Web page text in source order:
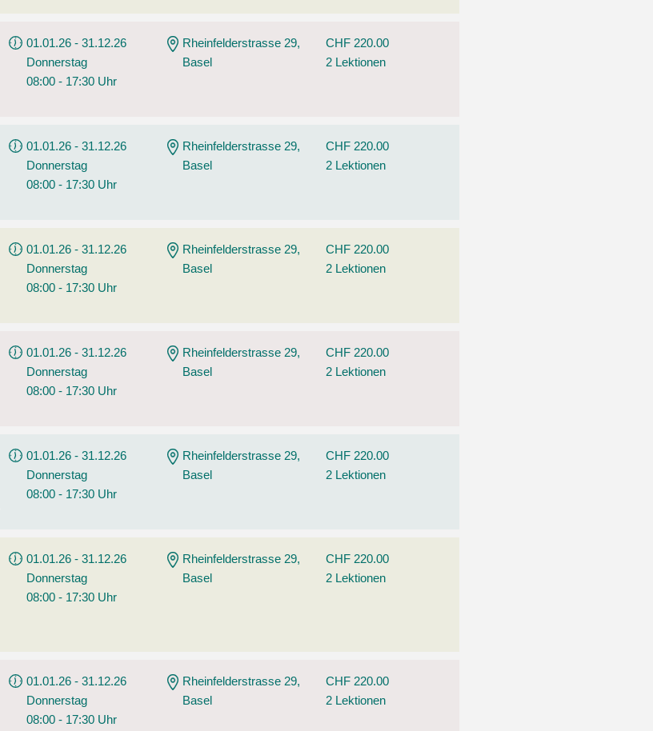
01.01.26 - 31.12.26
Donnerstag
08:00 - 17:30 Uhr
Rheinfelderstrasse 29,
Basel
CHF 220.00
2 Lektionen
01.01.26 - 31.12.26
Donnerstag
08:00 - 17:30 Uhr
Rheinfelderstrasse 29,
Basel
CHF 220.00
2 Lektionen
01.01.26 - 31.12.26
Donnerstag
08:00 - 17:30 Uhr
Rheinfelderstrasse 29,
Basel
CHF 220.00
2 Lektionen
01.01.26 - 31.12.26
Donnerstag
08:00 - 17:30 Uhr
Rheinfelderstrasse 29,
Basel
CHF 220.00
2 Lektionen
01.01.26 - 31.12.26
Donnerstag
08:00 - 17:30 Uhr
Rheinfelderstrasse 29,
Basel
CHF 220.00
2 Lektionen
01.01.26 - 31.12.26
Donnerstag
08:00 - 17:30 Uhr
Rheinfelderstrasse 29,
Basel
CHF 220.00
2 Lektionen
01.01.26 - 31.12.26
Donnerstag
08:00 - 17:30 Uhr
Rheinfelderstrasse 29,
Basel
CHF 220.00
2 Lektionen